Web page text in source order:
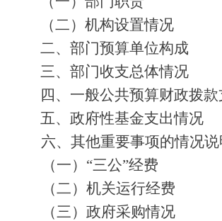
（二）机构设置情况
二、部门预算单位构成
三、部门收支总体情况
四、一般公共预算财政拨
五、政府性基金支出情况
六、其他重要事项的情况说
（一） “三公”经费
（二）机关运行经费
（三）政府采购情况